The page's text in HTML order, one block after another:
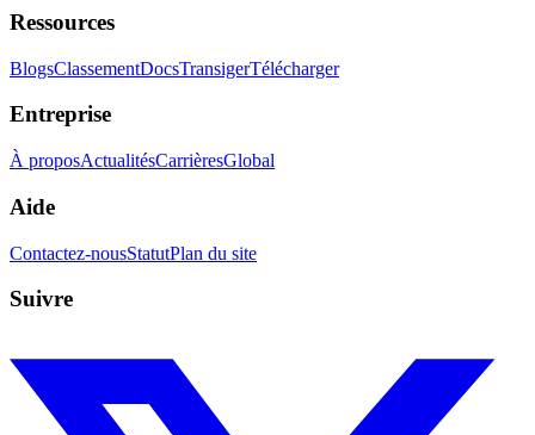
Ressources
BlogsClassementDocsTransigerTélécharger
Entreprise
À proposActualitésCarrièresGlobal
Aide
Contactez-nousStatutPlan du site
Suivre